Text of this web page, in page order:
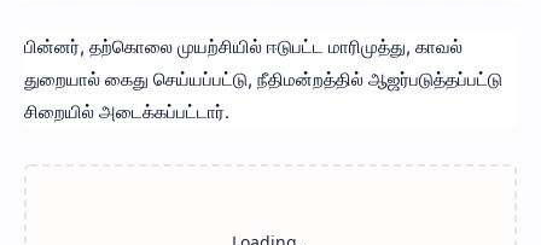
பின்னர், தற்கொலை முயற்சியில் ஈடுபட்ட மாரிமுத்து, காவல்
துறையால் கைது செய்யப்பட்டு, நீதிமன்றத்தில் ஆஜர்படுத்தப்பட்டு
சிறையில் அடைக்கப்பட்டார்.